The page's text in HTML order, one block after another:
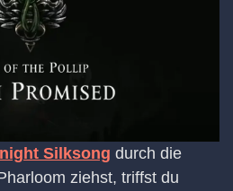
Silksong durch die
ziehst, triffst du